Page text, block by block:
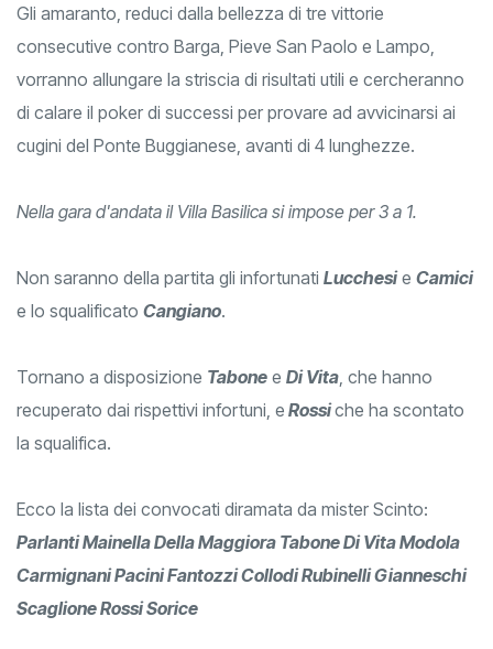
Gli amaranto, reduci dalla bellezza di tre vittorie
consecutive contro Barga, Pieve San Paolo e Lampo,
vorranno allungare la striscia di risultati utili e cercheranno
di calare il poker di successi per provare ad avvicinarsi ai
cugini del Ponte Buggianese, avanti di 4 lunghezze.
Nella gara d'andata il Villa Basilica si impose per 3 a 1.
Non saranno della partita gli infortunati Lucchesie Camici
e lo squalificato Cangiano.
Tornano a disposizione Tabone e Di Vita, che hanno
recuperato dai rispettivi infortuni, e Rossiche ha scontato
la squalifica.
Ecco la lista dei convocati diramata da mister Scinto:
Parlanti Mainella Della Maggiora Tabone Di Vita Modola
Carmignani Pacini Fantozzi Collodi Rubinelli Gianneschi
Scaglione Rossi Sorice